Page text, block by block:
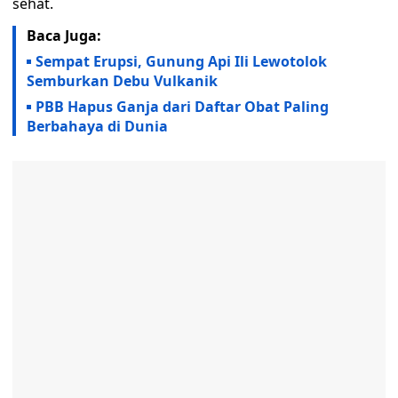
Baca Juga:
Sempat Erupsi, Gunung Api Ili Lewotolok
Semburkan Debu Vulkanik
PBB Hapus Ganja dari Daftar Obat Paling
Berbahaya di Dunia